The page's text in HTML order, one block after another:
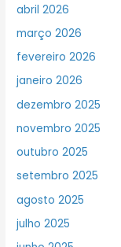
abril 2026
março 2026
fevereiro 2026
janeiro 2026
dezembro 2025
novembro 2025
outubro 2025
setembro 2025
agosto 2025
julho 2025